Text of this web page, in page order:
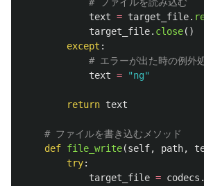
text = target_file.
target_file. close()
except :
text = "ng"
return text
def file_write(self, path,
try:
target_file = codecs .